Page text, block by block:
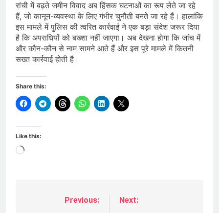
रांची में बढ़ते जमीन विवाद अब हिंसक घटनाओं का रूप लेते जा रहे
हैं, जो कानून-व्यवस्था के लिए गंभीर चुनौती बनते जा रहे हैं। हालांकि
इस मामले में पुलिस की त्वरित कार्रवाई ने एक बड़ा संदेश जरूर दिया
है कि अपराधियों को बख्शा नहीं जाएगा। अब देखना होगा कि जांच में
और कौन-कौन से नाम सामने आते हैं और इस पूरे मामले में कितनी
सख्त कार्रवाई होती है।
Share this:
Like this:
Loading…
Previous:
Next: